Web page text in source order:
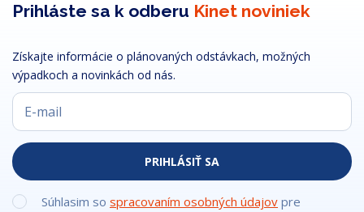
Prihláste sa k odberu Kinet noviniek
Získajte informácie o plánovaných odstávkach, možných
výpadkoch a novinkách od nás.
PRIHLÁSIŤ SA
Súhlasim so spracovaním osobných údajov pre